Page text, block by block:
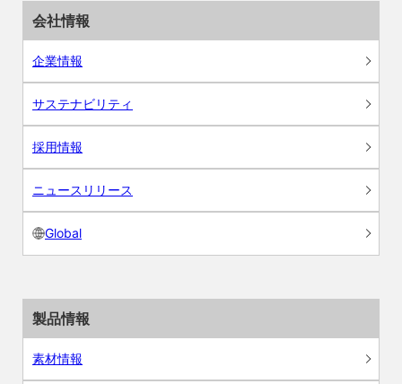
会社情報
企業情報
サステナビリティ
採用情報
ニュースリリース
Global
製品情報
素材情報